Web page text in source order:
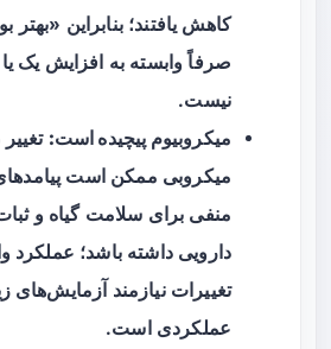
کاهش یافتند؛ بنابراین «بهتر
صرفاً وابسته به افزایش یک
نیست.
میکروبیوم پیچیده است:
میکروبی ممکن است
منفی برای سلامت گیاه و
دارویی داشته باشد؛ عملکرد
تغییرات نیازمند آزمایش‌های
عملکردی است.